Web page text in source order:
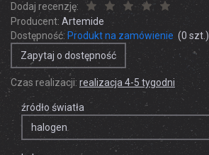
Dodaj recenzję:
Producent: Artemide
Dostępność: Produkt na zamówienie (0 szt.)
Zapytaj o dostępność
Czas realizacji: realizacja 4-5 tygodni
źródło światła
halogen